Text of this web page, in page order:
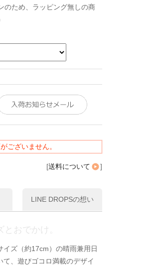
のため、ラッピング無しの商
ございません。
[送料について ]
LINE DROPSの想い
おでかけ。
イズ（約17cm）の晴雨兼用日
、遊びゴコロ満載のデザイ